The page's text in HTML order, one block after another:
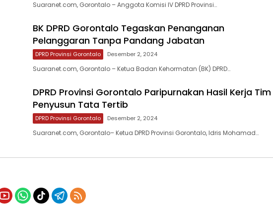
Suaranet.com, Gorontalo – Anggota Komisi IV DPRD Provinsi…
BK DPRD Gorontalo Tegaskan Penanganan
Pelanggaran Tanpa Pandang Jabatan
DPRD Provinsi Gorontalo Desember 2, 2024
Suaranet.com, Gorontalo – Ketua Badan Kehormatan (BK) DPRD…
DPRD Provinsi Gorontalo Paripurnakan Hasil Kerja Tim
Penyusun Tata Tertib
DPRD Provinsi Gorontalo Desember 2, 2024
Suaranet.com, Gorontalo– Ketua DPRD Provinsi Gorontalo, Idris Mohamad…